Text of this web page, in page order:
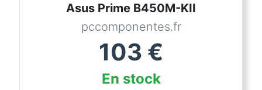
Asus Prime B450M-KII
pccomponentes.fr
103 €
En stock